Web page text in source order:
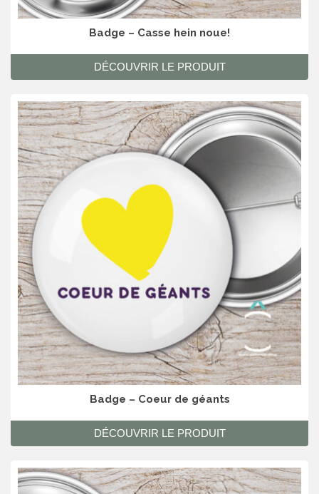
Badge – Casse hein noue!
DÉCOUVRIR LE PRODUIT
Badge – Coeur de géants
DÉCOUVRIR LE PRODUIT